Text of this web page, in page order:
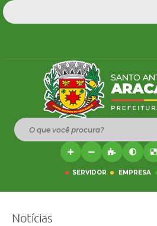
O que você procura?
SERVIDOR EMPRESA
Notícias